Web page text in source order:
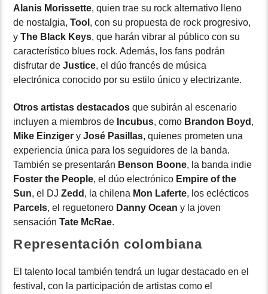
Alanis Morissette, quien trae su rock alternativo lleno
de nostalgia,Tool , con su propuesta de rock progresivo,
yThe Black Keys, que harán vibrar al público con su
característico blues rock. Además, los fans podrán
disfrutar deJustice, el dúo francés de música
electrónica conocido por su estilo único y electrizante.
Otros artistas destacados que subirán al escenario
incluyen a miembros de Incubus, como Brandon Boyd ,
Mike Einziger yJosé Pasillas, quienes prometen una
experiencia única para los seguidores de la banda.
También se presentarán Benson Boone, la banda indie
Foster the People, el dúo electrónico Empire of the
Sun, el DJZedd , la chilena Mon Laferte, los eclécticos
Parcels, el reguetonero Danny Ocean y la joven
sensaciónTate McRae.
Representación colombiana
El talento local también tendrá un lugar destacado en el
festival, con la participación de artistas como el